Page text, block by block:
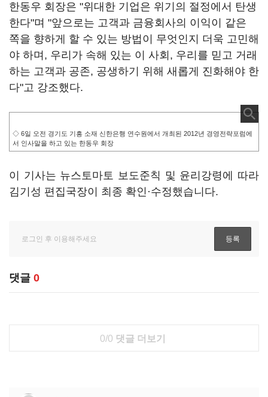
한동우 회장은 "위대한 기업은 위기의 절정에서 탄생
한다"며 "앞으로는 고객과 금융회사의 이익이 같은
쪽을 향하게 할 수 있는 방법이 무엇인지 더욱 고민해
야 하며, 우리가 속해 있는 이 사회, 우리를 믿고 거래
하는 고객과 공존, 공생하기 위해 새롭게 진화해야 한
다"고 강조했다.
◇ 6일 오전 경기도 기흥 소재 신한은행 연수원에서 개최된 2012년 경영전략포럼에
서 인사말을 하고 있는 한동우 회장
이 기사는 뉴스토마토 보도준칙 및 윤리강령에 따라
김기성 편집국장이 최종 확인·수정했습니다.
댓글 0
0/0 댓글 더보기